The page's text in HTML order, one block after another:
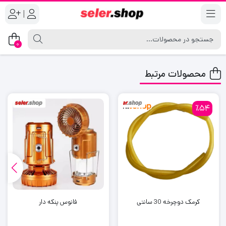
|
0
محصولات مرتبط
٪54
کرمک دوچرخه 30 سانتی فانوس پنکه دار